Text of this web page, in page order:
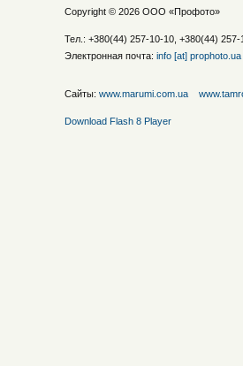
Copyright © 2026 ООО «Профото»
Тел.: +380(44) 257-10-10, +380(44) 257-
Электронная почта: info [at] prophoto.ua
Сайты: www.marumi.com.ua
Download Flash 8 Player